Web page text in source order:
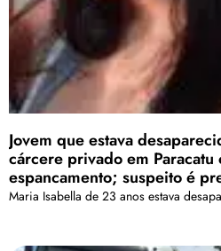
Jovem que estava
cárcere privado em
espancamento; suspeito é
Maria Isabella de 23 anos estava